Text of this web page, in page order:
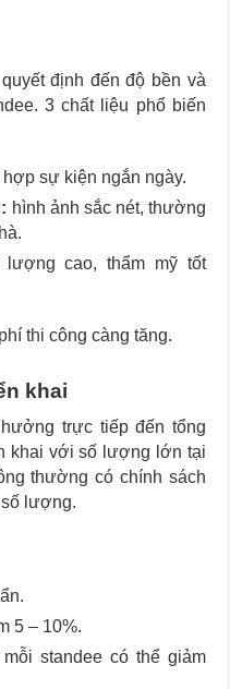
định đến độ bền và
3 chất liệu phổ biến
sự kiện ngắn ngày.
hình ảnh sắc nét, thường
lượng cao, thẩm mỹ tốt
thi công càng tăng.
khai
trực tiếp đến tổng
khai với số lượng lớn tại
thường có chính sách
lượng.
5 – 10%.
standee có thể giảm